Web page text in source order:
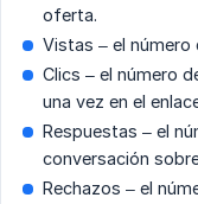
oferta.
Vistas – el número
Clics – el número
una vez en el
Respuestas – el
conversación
Rechazos – el